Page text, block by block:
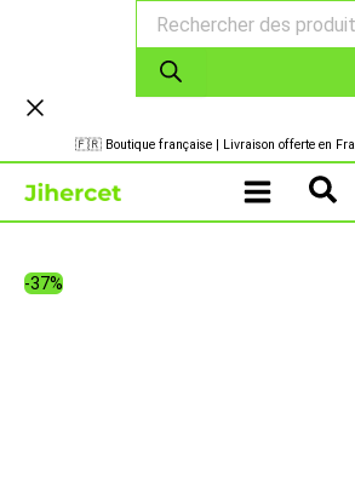
produits
🇫🇷 Boutique française | Livraison offerte en
-37%